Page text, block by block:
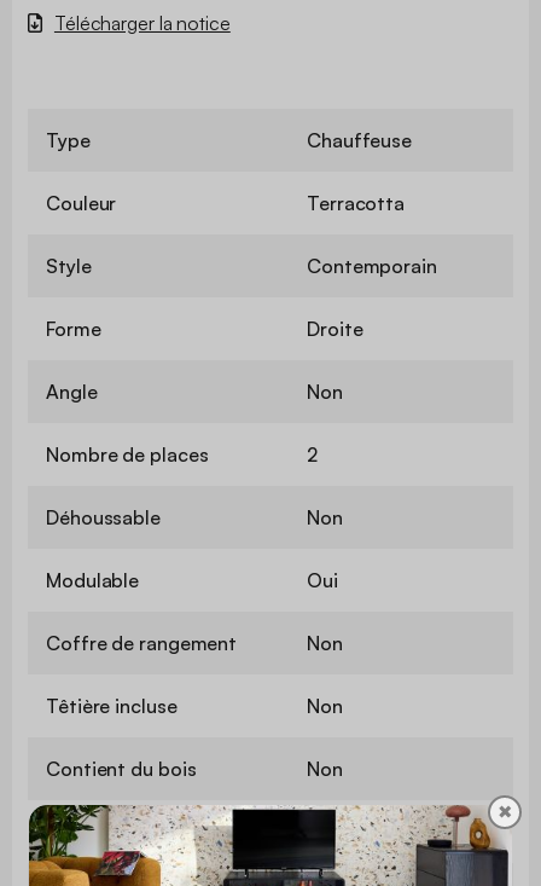
Télécharger la notice
Type Chauffeuse
Couleur Terracotta
Style Contemporain
Forme Droite
Angle Non
Nombre de places 2
Déhoussable Non
Modulable Oui
Coffre de rangement Non
Têtière incluse Non
Contient du bois Non
Matière Bouclette texturée
✖